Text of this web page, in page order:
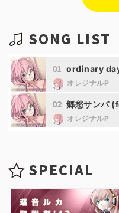
SONG LIST
01 ordinary day's
オレジナルP
02 郷愁サンバ
オレジナルP
SPECIAL